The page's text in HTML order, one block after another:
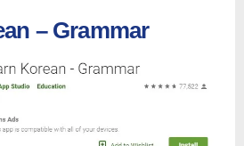
– Grammar